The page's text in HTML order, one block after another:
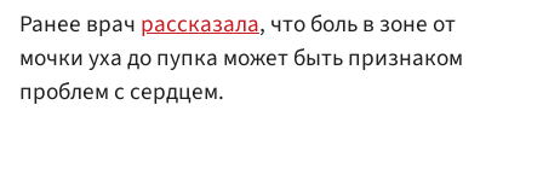
Ранее врач рассказала, что боль в зоне от
мочки уха до пупка может быть признаком
проблем с сердцем.